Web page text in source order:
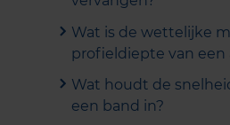
Wat is de wettelijke
profieldiepte van een
Wat houdt de
een band in?